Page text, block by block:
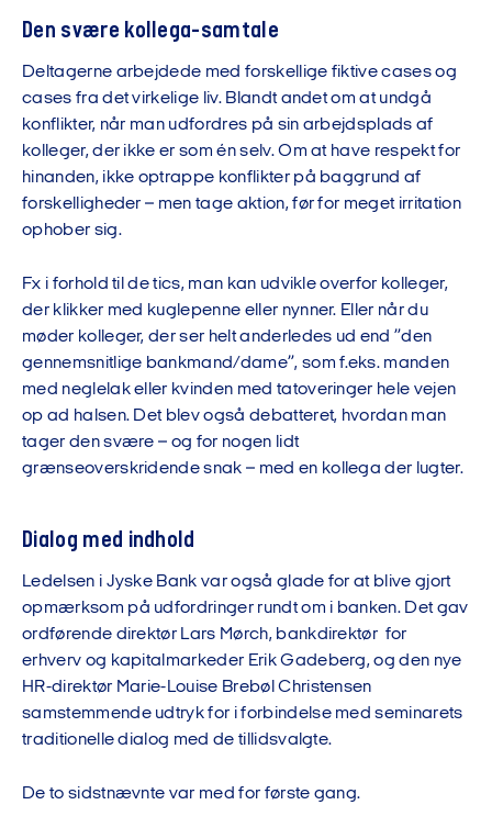
Den svære kollega-samtale
Deltagerne arbejdede med forskellige fiktive cases og
cases fra det virkelige liv. Blandt andet om at undgå
konflikter, når man udfordres på sin arbejdsplads af
kolleger, der ikke er som én selv. Om at have respekt for
hinanden, ikke optrappe konflikter på baggrund af
forskelligheder – men tage aktion, før for meget irritation
ophober sig.
Fx i forhold til de tics, man kan udvikle overfor kolleger,
der klikker med kuglepenne eller nynner. Eller når du
møder kolleger, der ser helt anderledes ud end ”den
gennemsnitlige bankmand/dame”, som f.eks. manden
med neglelak eller kvinden med tatoveringer hele vejen
op ad halsen. Det blev også debatteret, hvordan man
tager den svære – og for nogen lidt
grænseoverskridende snak – med en kollega der lugter.
Dialog med indhold
Ledelsen i Jyske Bank var også glade for at blive gjort
opmærksom på udfordringer rundt om i banken. Det gav
ordførende direktør Lars Mørch, bankdirektør for
erhverv og kapitalmarkeder Erik Gadeberg, og den nye
HR-direktør Marie-Louise Brebøl Christensen
samstemmende udtryk for i forbindelse med seminarets
traditionelle dialog med de tillidsvalgte.
De to sidstnævnte var med for første gang.